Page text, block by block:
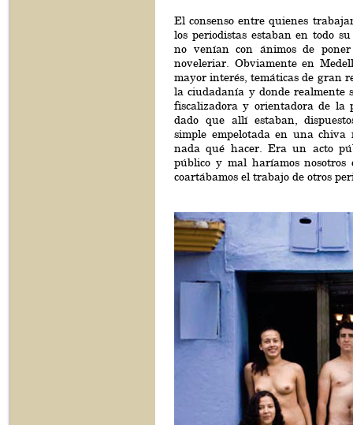
El consenso entre quienes
los periodistas estaban en todo
no venían con ánimos de
noveleriar. Obviamente en
mayor interés, temáticas de gran
la ciudadanía y donde realmente
fiscalizadora y orientadora de la
dado que allí estaban,
simple empelotada en una chiva
nada qué hacer. Era un acto
público y mal haríamos nosotros
coartábamos el trabajo de otros